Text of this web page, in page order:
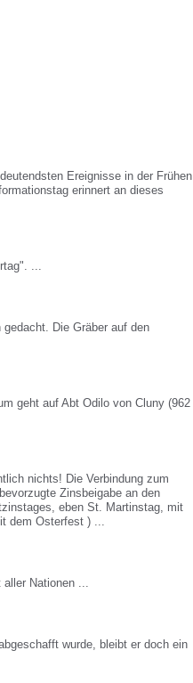
Ereignisse in der Frühen
erinnert an dieses
...
Die Gräber auf den
geht auf Abt Odilo von Cluny (962
nichts! Die Verbindung zum
Zinsbeigabe an den
eben St. Martinstag, mit
dem Osterfest ) ...
aller Nationen ...
wurde, bleibt er doch ein